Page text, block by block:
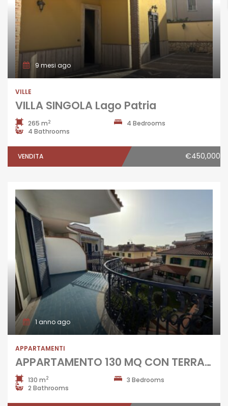
9 mesi ago
VILLE
VILLA SINGOLA Lago Patria
265 m2
4 Bedrooms
4 Bathrooms
VENDITA €450,000
1 anno ago
APPARTAMENTI
APPARTAMENTO 130 MQ CON TERRAZZO PANORAMICO Lago Patria
130 m2
3 Bedrooms
2 Bathrooms